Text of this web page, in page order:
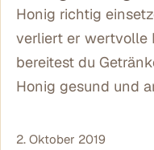
Honig richtig
verliert er wertvolle
bereitest du
Honig gesund und
2. Oktober 2019